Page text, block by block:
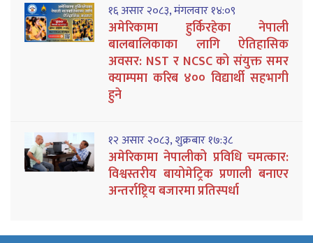
१६ असार २०८३, मंगलवार १४:०९
अमेरिकामा हुर्किरहेका नेपाली
बालबालिकाका लागि ऐतिहासिक
अवसर: NST र NCSC को संयुक्त समर
क्याम्पमा करिब ४०० विद्यार्थी सहभागी
हुने
१२ असार २०८३, शुक्रबार १७:३८
अमेरिकामा नेपालीको प्रविधि चमत्कार:
विश्वस्तरीय बायोमेट्रिक प्रणाली बनाएर
अन्तर्राष्ट्रिय बजारमा प्रतिस्पर्धा